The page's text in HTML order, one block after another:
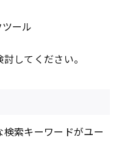
ール
してください。
索キーワードがユー